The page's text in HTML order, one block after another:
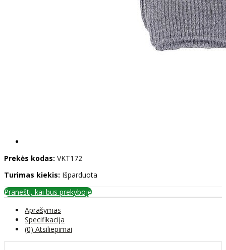
Prekės kodas: VKT172
Turimas kiekis: Išparduota
Pranešti, kai bus prekyboje
Aprašymas
Specifikacija
(0) Atsiliepimai